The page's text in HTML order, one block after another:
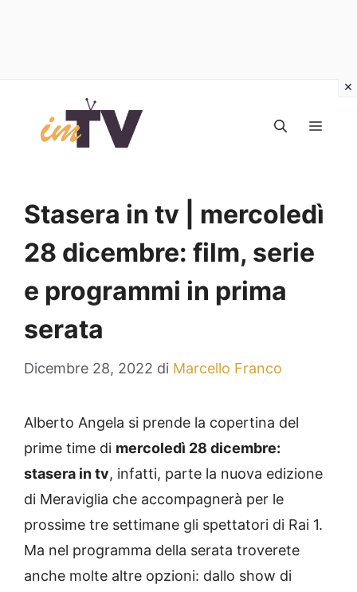
contenuto
Stasera in tv | mercoledì
28 dicembre: film, serie
e programmi in prima
serata
Dicembre 28, 2022 di Marcello Franco
Alberto Angela si prende la copertina del
prime time di mercoledì 28 dicembre:
stasera in tv, infatti, parte la nuova edizione
di Meraviglia che accompagnerà per le
prossime tre settimane gli spettatori di Rai 1.
Ma nel programma della serata troverete
anche molte altre opzioni: dallo show di